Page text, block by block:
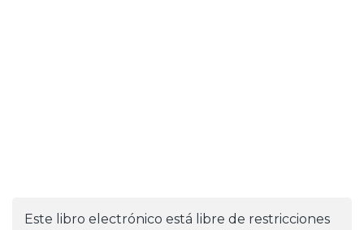
Este libro electrónico está libre de restricciones